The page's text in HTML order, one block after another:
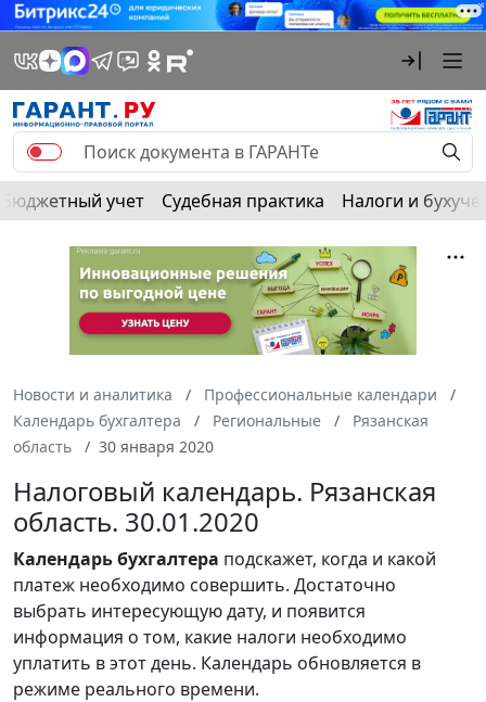
Бюджетный учет Судебная практика Налоги и
Новости и аналитика
Профессиональные календари
Календарь бухгалтера
Региональные
Рязанская
область
30 января 2020
Налоговый календарь. Рязанская
область. 30.01.2020
Календарьбухгалтера подскажет, когда и какой
платеж необходимо совершить. Достаточно
выбрать интересующую дату, и появится
информация о том, какие налоги необходимо
уплатить в этот день. Календарь обновляется в
режиме реального времени.